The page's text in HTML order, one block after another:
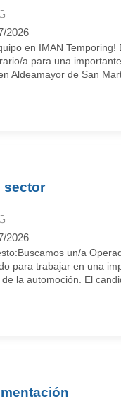
2026
en IMAN Temporing!
a para una
Aldeamayor de San
sector
2026
un/a
para trabajar en una
la automoción. El